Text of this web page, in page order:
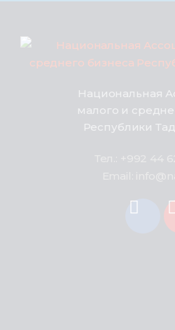
Национальная
малого и
Республики